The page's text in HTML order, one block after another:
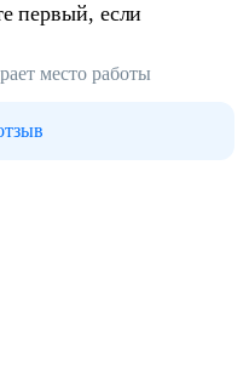
первый, если
место работы